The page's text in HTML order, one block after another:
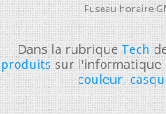
Fuseau horaire
Dans la rubriqueTech
produitssur l'informatique
couleur,